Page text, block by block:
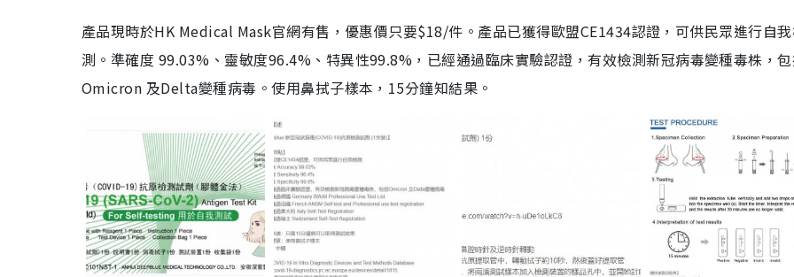
產品現時於HK Medical Mask官網有售，優惠價只要$18/件。產品已獲得歐盟CE1434認證，可供民眾進行自
測。準確度 99.03%、靈敏度96.4%、特異性99.8%，已經通過臨床實驗認證，有效檢測新冠病毒變種毒株，
Omicron 及Delta變種病毒。使用鼻拭子樣本，15分鐘知結果。